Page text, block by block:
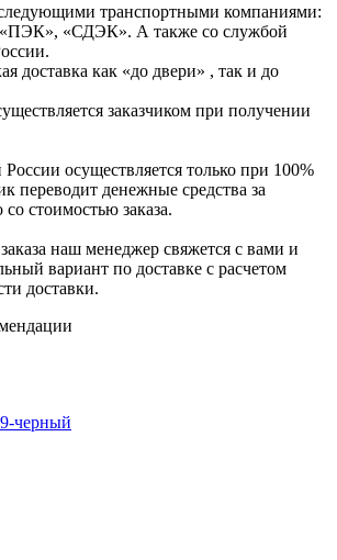
транспортными компаниями:
«СДЭК». А также со службой
доставка как «до двери» , так и до
заказчиком при получении
осуществляется только при 100%
переводит денежные средства за
со стоимостью заказа.
наш менеджер свяжется с вами и
вариант по доставке с расчетом
доставки.
черный